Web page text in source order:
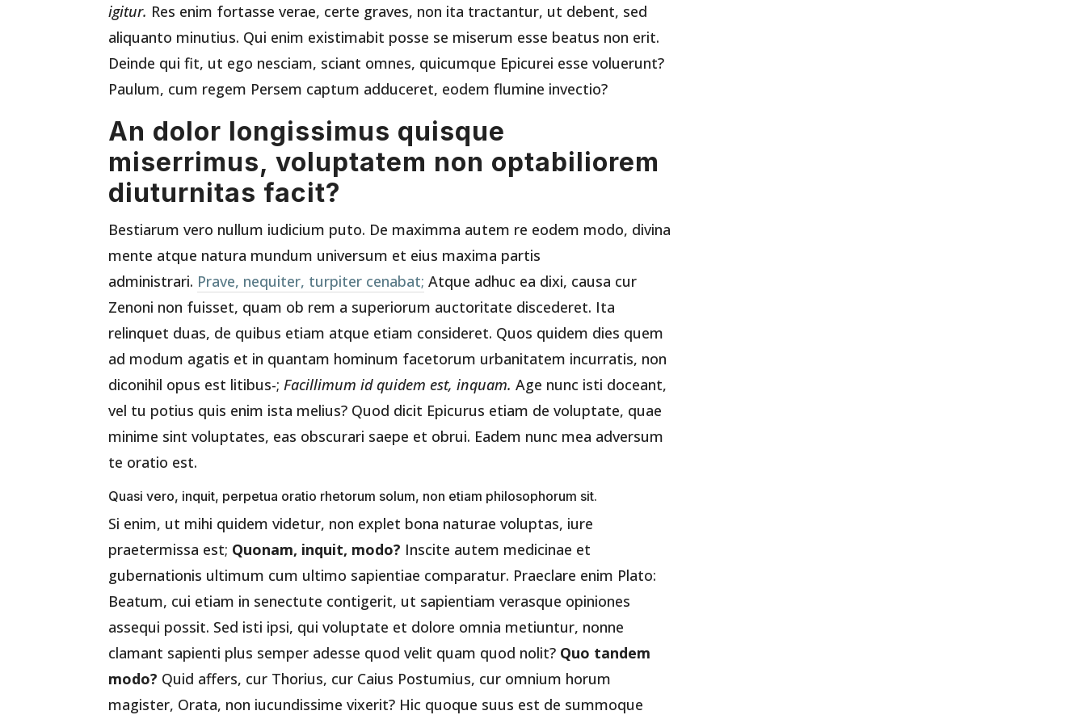
igitur. Res enim fortasse verae, certe graves, non ita tractantur, ut debent, sed
aliquanto minutius. Qui enim existimabit posse se miserum esse beatus non erit.
Deinde qui fit, ut ego nesciam, sciant omnes, quicumque Epicurei esse voluerunt?
Paulum, cum regem Persem captum adduceret, eodem flumine invectio?
An dolor longissimus quisque
miserrimus, voluptatem non optabiliorem
diuturnitas facit?
Bestiarum vero nullum iudicium puto. De maximma autem re eodem modo, divina
mente atque natura mundum universum et eius maxima partis
administrari. Prave, nequiter, turpiter cenabat; Atque adhuc ea dixi, causa cur
Zenoni non fuisset, quam ob rem a superiorum auctoritate discederet. Ita
relinquet duas, de quibus etiam atque etiam consideret. Quos quidem dies quem
ad modum agatis et in quantam hominum facetorum urbanitatem incurratis, non
diconihil opus est litibus-; Facillimum id quidem est, inquam. Age nunc isti doceant,
vel tu potius quis enim ista melius? Quod dicit Epicurus etiam de voluptate, quae
minime sint voluptates, eas obscurari saepe et obrui. Eadem nunc mea adversum
te oratio est.
Quasi vero, inquit, perpetua oratio rhetorum solum, non etiam philosophorum sit.
Si enim, ut mihi quidem videtur, non explet bona naturae voluptas, iure
praetermissa est; Quonam, inquit, modo? Inscite autem medicinae et
gubernationis ultimum cum ultimo sapientiae comparatur. Praeclare enim Plato:
Beatum, cui etiam in senectute contigerit, ut sapientiam verasque opiniones
assequi possit. Sed isti ipsi, qui voluptate et dolore omnia metiuntur, nonne
clamant sapienti plus semper adesse quod velit quam quod nolit? Quo tandem
modo? Quid affers, cur Thorius, cur Caius Postumius, cur omnium horum
magister, Orata, non iucundissime vixerit? Hic quoque suus est de summoque